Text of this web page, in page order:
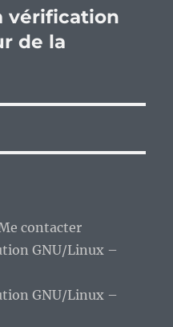
vérification
de la
contacter
GNU/Linux –
GNU/Linux –